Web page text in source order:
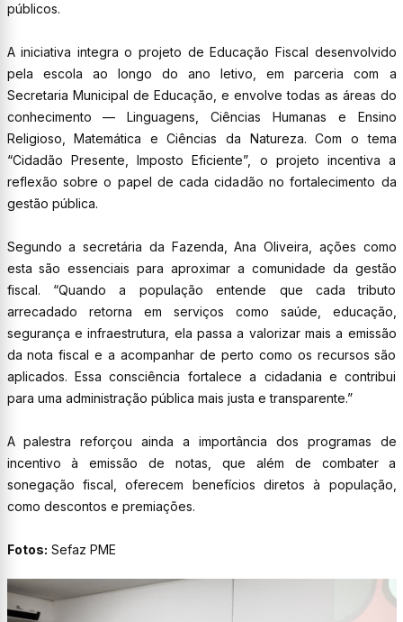
públicos.
A iniciativa integra o projeto de Educação Fiscal desenvolvido
pela escola ao longo do ano letivo, em parceria com a
Secretaria Municipal de Educação, e envolve todas as áreas do
conhecimento — Linguagens, Ciências Humanas e Ensino
Religioso, Matemática e Ciências da Natureza. Com o tema
“Cidadão Presente, Imposto Eficiente”, o projeto incentiva a
reflexão sobre o papel de cada cidadão no fortalecimento da
gestão pública.
Segundo a secretária da Fazenda, Ana Oliveira, ações como
esta são essenciais para aproximar a comunidade da gestão
fiscal. “Quando a população entende que cada tributo
arrecadado retorna em serviços como saúde, educação,
segurança e infraestrutura, ela passa a valorizar mais a emissão
da nota fiscal e a acompanhar de perto como os recursos são
aplicados. Essa consciência fortalece a cidadania e contribui
para uma administração pública mais justa e transparente.”
A palestra reforçou ainda a importância dos programas de
incentivo à emissão de notas, que além de combater a
sonegação fiscal, oferecem benefícios diretos à população,
como descontos e premiações.
Fotos: Sefaz PME